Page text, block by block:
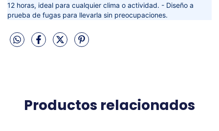
12 horas, ideal para cualquier clima o actividad. - Diseño a
prueba de fugas para llevarla sin preocupaciones.
Productos relacionados